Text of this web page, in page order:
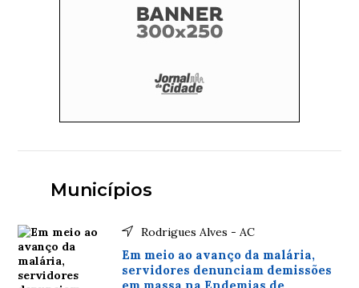
Municípios
Rodrigues Alves - AC
Em meio ao avanço da malária,
servidores denunciam demissões